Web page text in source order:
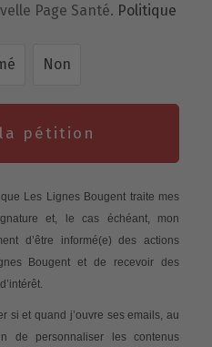
Page Santé. Politique
Non
pétition
Les Lignes Bougent traite mes
et, le cas échéant, mon
d’être informé(e) des actions
Bougent et de recevoir des
si et quand j’ouvre ses emails, au
de personnaliser les contenus